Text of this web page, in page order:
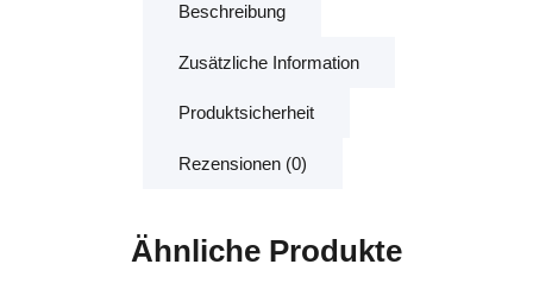
Beschreibung
Zusätzliche Information
Produktsicherheit
Rezensionen (0)
Ähnliche Produkte